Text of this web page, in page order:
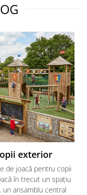
exterior
de joacă pentru copii
în trecut un spațiu
ansamblu central